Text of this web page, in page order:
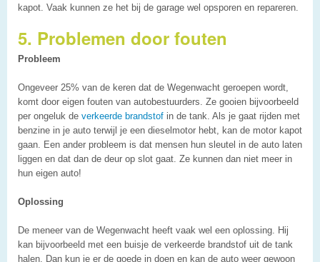
kapot. Vaak kunnen ze het bij de garage wel opsporen en repareren.
5. Problemen door fouten
Probleem
Ongeveer 25% van de keren dat de Wegenwacht geroepen wordt,
komt door eigen fouten van autobestuurders. Ze gooien bijvoorbeeld
per ongeluk de verkeerde brandstof in de tank. Als je gaat rijden met
benzine in je auto terwijl je een dieselmotor hebt, kan de motor kapot
gaan. Een ander probleem is dat mensen hun sleutel in de auto laten
liggen en dat dan de deur op slot gaat. Ze kunnen dan niet meer in
hun eigen auto!
Oplossing
De meneer van de Wegenwacht heeft vaak wel een oplossing. Hij
kan bijvoorbeeld met een buisje de verkeerde brandstof uit de tank
halen. Dan kun je er de goede in doen en kan de auto weer gewoon